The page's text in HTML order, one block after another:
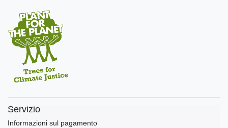
Servizio
Informazioni sul pagamento